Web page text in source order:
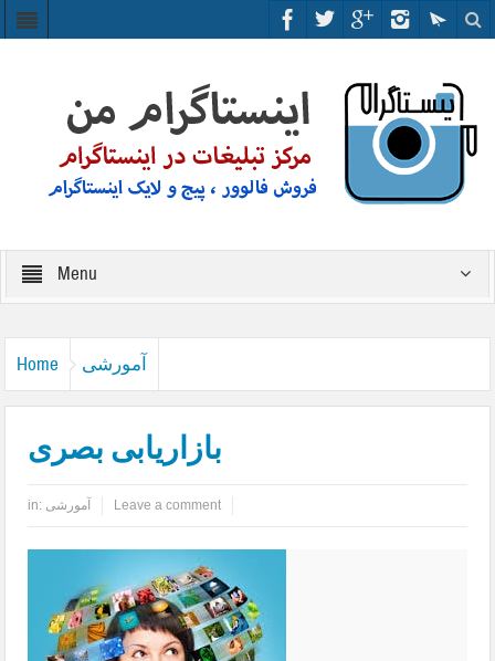
Menu
Home آمورشی
بازاریابی بصری
in: آمورشی Leave a comment